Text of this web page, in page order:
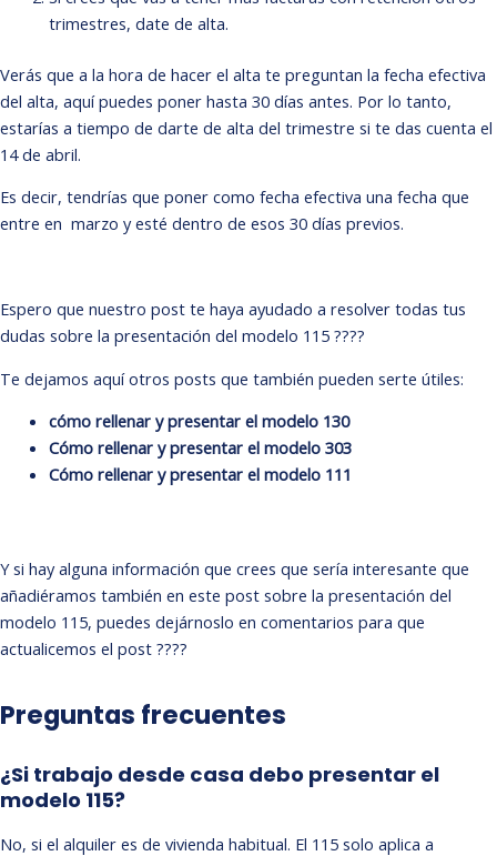
trimestres, date de alta.
Verás que a la hora de hacer el alta te preguntan la fecha efectiva
del alta, aquí puedes poner hasta 30 días antes. Por lo tanto,
estarías a tiempo de darte de alta del trimestre si te das cuenta el
14 de abril.
Es decir, tendrías que poner como fecha efectiva una fecha que
entre en marzo y esté dentro de esos 30 días previos.
Espero que nuestro post te haya ayudado a resolver todas tus
dudas sobre la presentación del modelo 115 ????
Te dejamos aquí otros posts que también pueden serte útiles:
cómo rellenar y presentar el modelo 130
Cómo rellenar y presentar el modelo 303
Cómo rellenar y presentar el modelo 111
Y si hay alguna información que crees que sería interesante que
añadiéramos también en este post sobre la presentación del
modelo 115, puedes dejárnoslo en comentarios para que
actualicemos el post ????
Preguntas frecuentes
¿Si trabajo desde casa debo presentar el
modelo 115?
No, si el alquiler es de vivienda habitual. El 115 solo aplica a